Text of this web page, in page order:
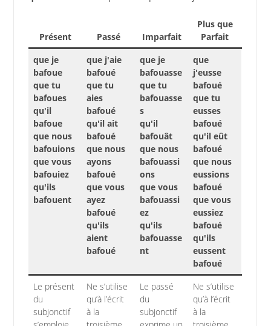
Présent Passé Imparfait
Plus que
Parfait
que je
bafoue
que tu
bafoues
qu'il
bafoue
que nous
bafouions
que vous
bafouiez
qu'ils
bafouent
que j'aie
bafoué
que tu
aies
bafoué
qu'il ait
bafoué
que nous
ayons
bafoué
que vous
ayez
bafoué
qu'ils
aient
bafoué
que je
bafouasse
que tu
bafouasse
s
qu'il
bafouât
que nous
bafouassi
ons
que vous
bafouassi
ez
qu'ils
bafouasse
nt
que
j'eusse
bafoué
que tu
eusses
bafoué
qu'il eût
bafoué
que nous
eussions
bafoué
que vous
eussiez
bafoué
qu'ils
eussent
bafoué
Le présent
du
subjonctif
Ne s’utilise
qu’à l’écrit
à la
Le passé
du
subjonctif
Ne s’utilise
qu’à l’écrit
à la